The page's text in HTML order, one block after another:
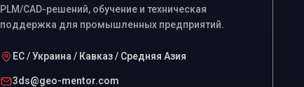
PLM/CAD-решений, обучение и техническая
поддержка для промышленных предприятий.
ЕС / Украина / Кавказ / Средняя Азия
3ds@geo-mentor.com